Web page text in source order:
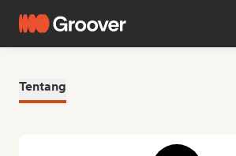
Tentang